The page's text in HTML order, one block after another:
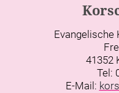
Evangelische
41352
Tel:
E-Mail: